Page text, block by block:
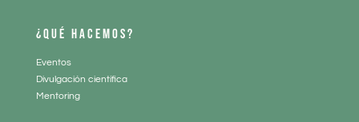
¿QUÉ HACEMOS?
Eventos
Divulgación científica
Mentoring